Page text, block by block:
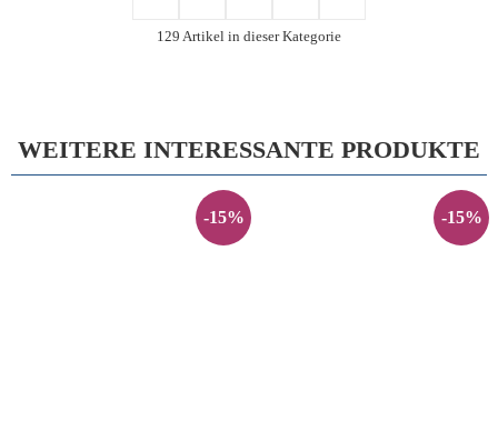
129 Artikel in dieser Kategorie
WEITERE INTERESSANTE PRODUKTE
-15% -15%